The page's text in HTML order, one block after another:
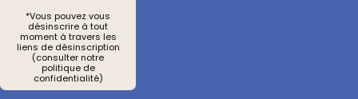
*Vous pouvez vous
désinscrire à tout
moment à travers les
liens de désinscription
(consulter notre
politique de
confidentialité)